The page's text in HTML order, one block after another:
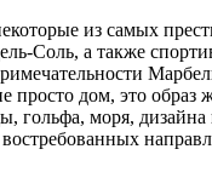
из самых
Соль, а также
просто дом, это образ
гольфа, ‌моря,